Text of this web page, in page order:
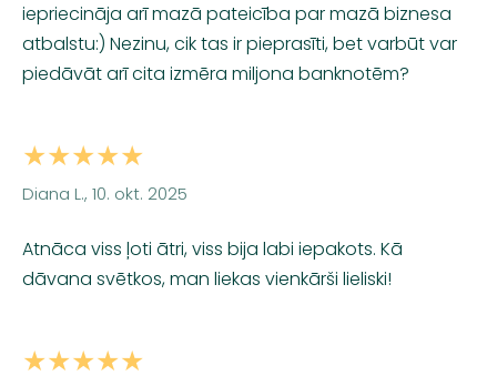
iepriecināja arī mazā pateicība par mazā biznesa
atbalstu:) Nezinu, cik tas ir pieprasīti, bet varbūt var
piedāvāt arī cita izmēra miljona banknotēm?
★★★★★
Diana L., 10. okt. 2025
Atnāca viss ļoti ātri, viss bija labi iepakots. Kā
dāvana svētkos, man liekas vienkārši lieliski!
★★★★★